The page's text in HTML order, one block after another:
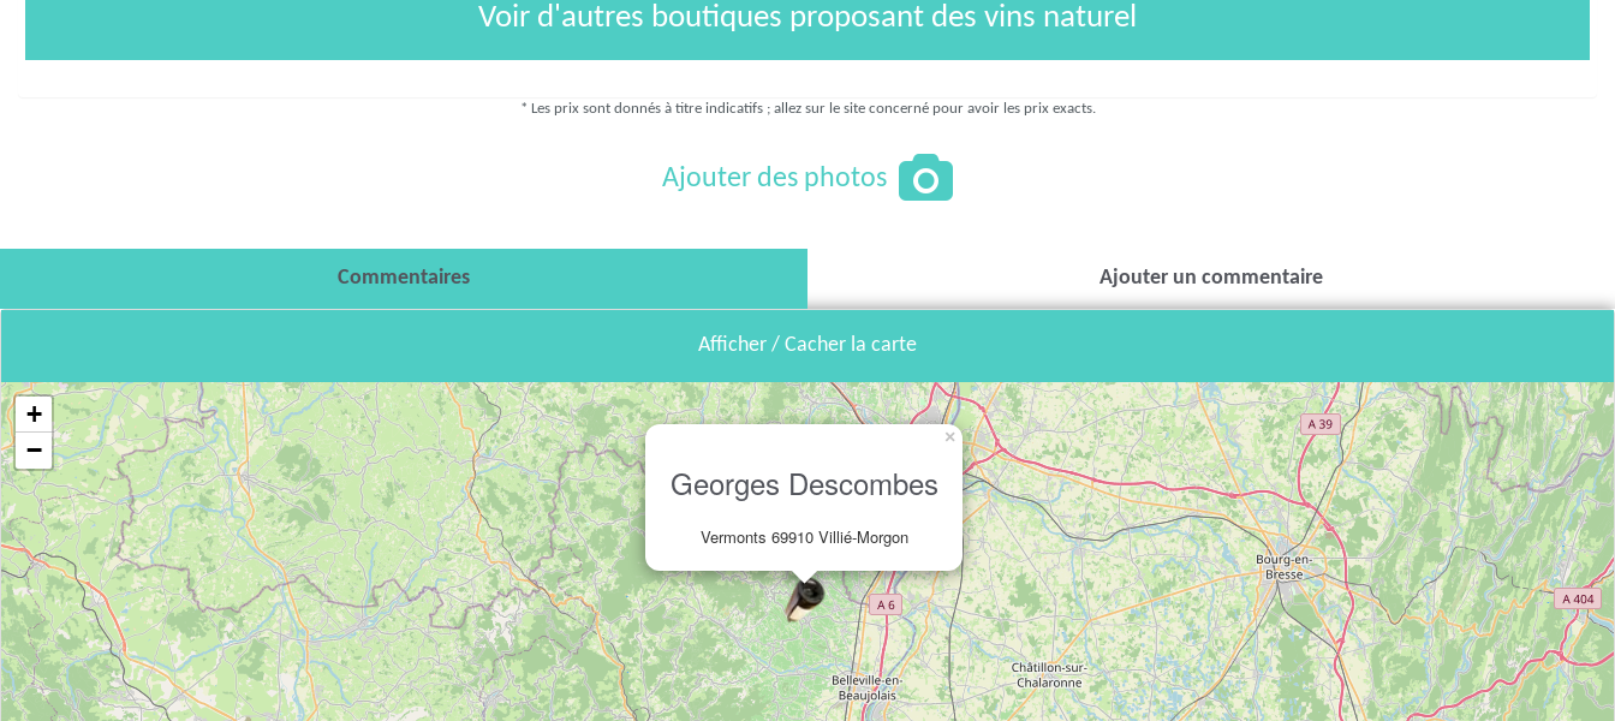
Voir d'autres boutiques proposant des vins naturel
* Les prix sont donnés à titre indicatifs ; allez sur le site concerné pour avoir les prix exacts.
Ajouter des photos
Commentaires Ajouter un commentaire
Afficher / Cacher la carte
Georges Descombes
Vermonts 69910 Villié-Morgon
×
+
−